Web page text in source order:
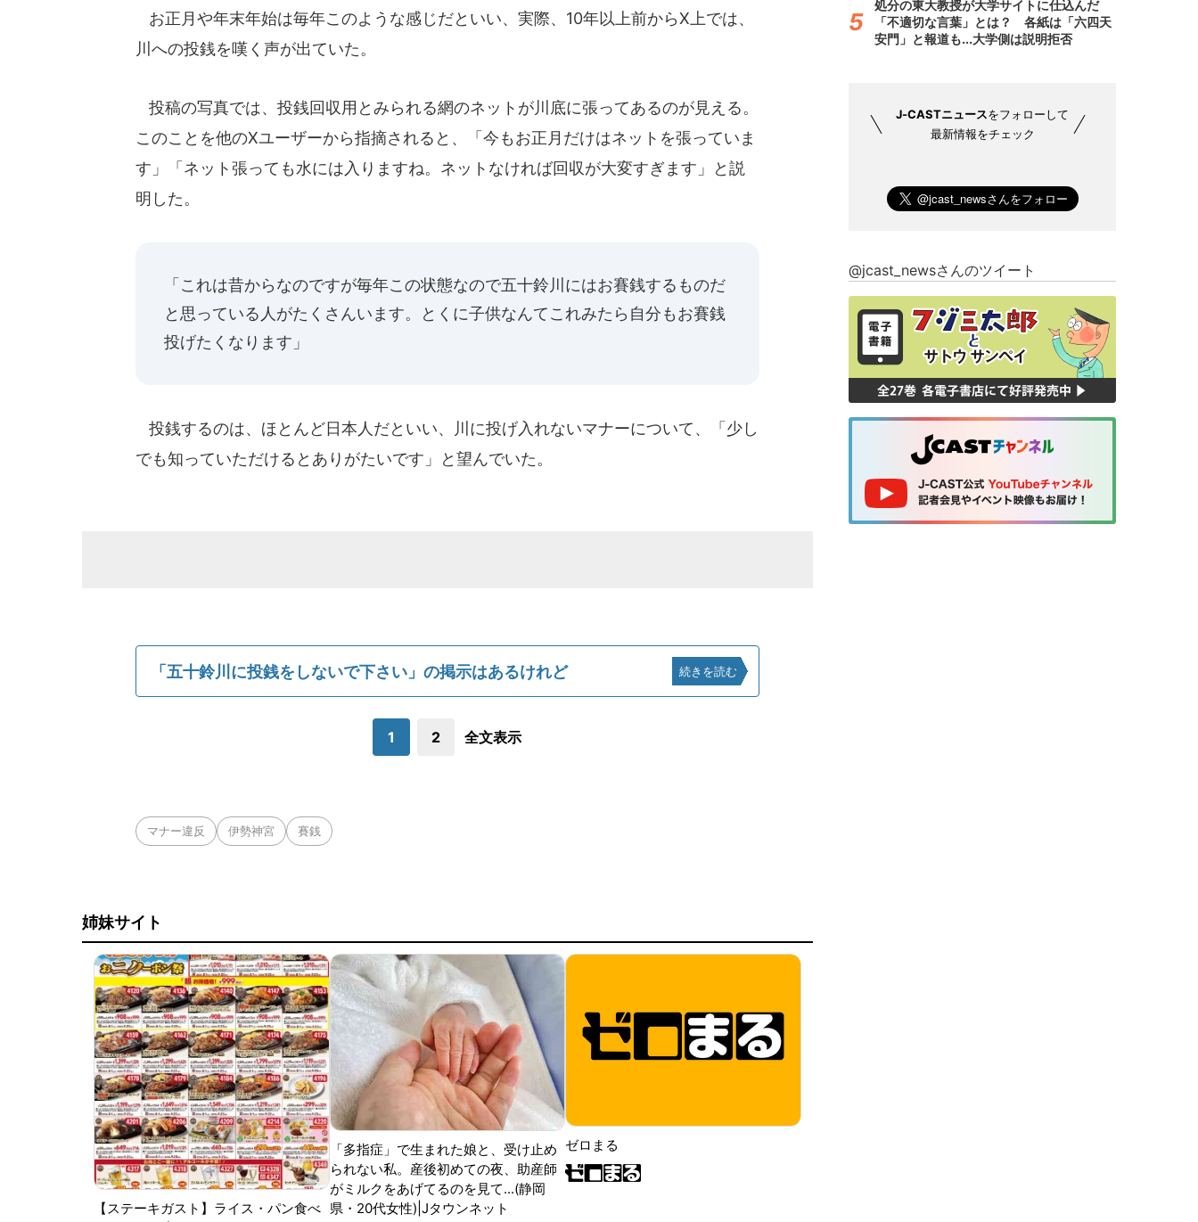
お正月や年末年始は毎年このような感じだといい、実際、10年以上前からX上では、
川への投銭を嘆く声が出ていた。
投稿の写真では、投銭回収用とみられる網のネットが川底に張ってあるのが見える。
このことを他のXユーザーから指摘されると、「今もお正月だけはネットを張っていま
す」「ネット張っても水には入りますね。ネットなければ回収が大変すぎます」と説
明した。
「これは昔からなのですが毎年この状態なので五十鈴川にはお賽銭するものだ
と思っている人がたくさんいます。とくに子供なんてこれみたら自分もお賽銭
投げたくなります」
投銭するのは、ほとんど日本人だといい、川に投げ入れないマナーについて、「少し
でも知っていただけるとありがたいです」と望んでいた。
「五十鈴川に投銭をしないで下さい」の掲示はあるけれど 続きを読む
1 2 全文表示
マナー違反 伊勢神宮 賽銭
姉妹サイト
【ステーキガスト】ライス・パン食べ
「多指症」で生まれた娘と、受け止め
られない私。産後初めての夜、助産師
がミルクをあげてるのを見て...(静岡
県・20代女性)|Jタウンネット
ゼロまる
処分の東大教授が大学サイトに仕込んだ
「不適切な言葉」とは？ 各紙は「六四天
安門」と報道も...大学側は説明拒否
J-CASTニュースをフォローして
最新情報をチェック
@jcast_newsさんのツイート